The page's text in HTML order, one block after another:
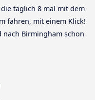
täglich 8 mal mit dem
fahren, mit einem Klick!
Birmingham schon